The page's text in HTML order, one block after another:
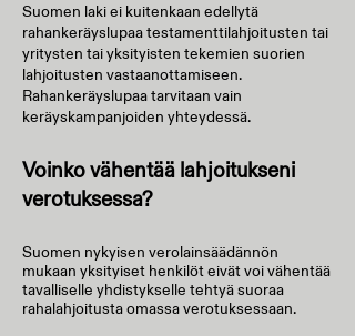
Suomen laki ei kuitenkaan edellytä
rahankeräyslupaa testamenttilahjoitusten tai
yritysten tai yksityisten tekemien suorien
lahjoitusten vastaanottamiseen.
Rahankeräyslupaa tarvitaan vain
keräyskampanjoiden yhteydessä.
Voinko vähentää lahjoitukseni
verotuksessa?
Suomen nykyisen verolainsäädännön
mukaan yksityiset henkilöt eivät voi vähentää
tavalliselle yhdistykselle tehtyä suoraa
rahalahjoitusta omassa verotuksessaan.